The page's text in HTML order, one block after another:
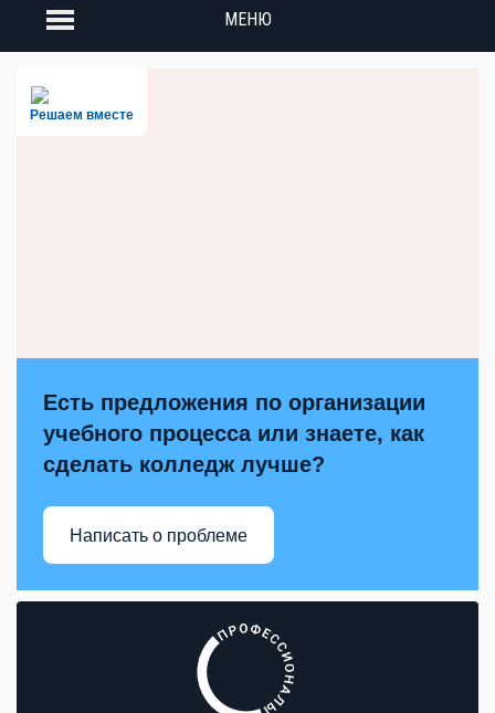
МЕНЮ
Решаем вместе
Есть предложения по организации
учебного процесса или знаете, как
сделать колледж лучше?
Написать о проблеме